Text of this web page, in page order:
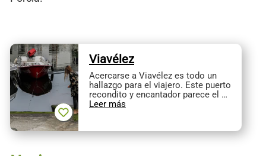
Viavélez
Acercarse a Viavélez es todo un
hallazgo para el viajero. Este puerto
recondito y encantador parece el …
Leer más